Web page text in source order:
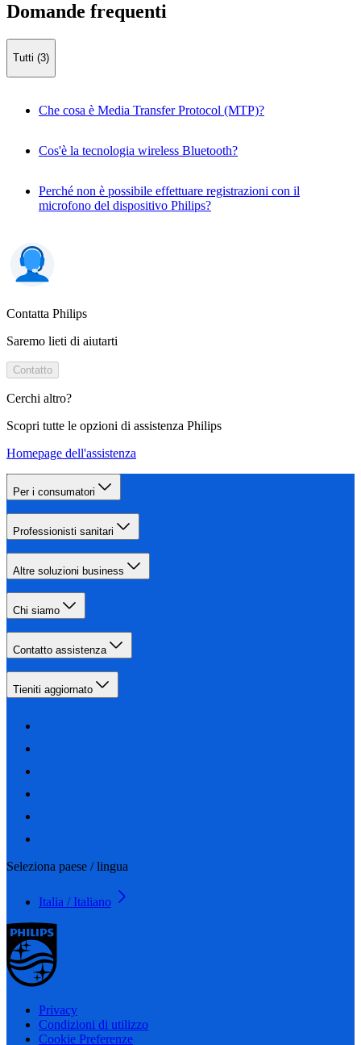
Domande frequenti
Tutti (3)
Che cosa è Media Transfer Protocol (MTP)?
Cos'è la tecnologia wireless Bluetooth?
Perché non è possibile effettuare registrazioni con il
microfono del dispositivo Philips?
Contatta Philips
Saremo lieti di aiutarti
Contatto
Cerchi altro?
Scopri tutte le opzioni di assistenza Philips
Homepage dell'assistenza
Per i consumatori
Professionisti sanitari
Altre soluzioni business
Chi siamo
Contatto assistenza
Tieniti aggiornato
Seleziona paese / lingua
Italia / Italiano
Privacy
Condizioni di utilizzo
Cookie Preferenze